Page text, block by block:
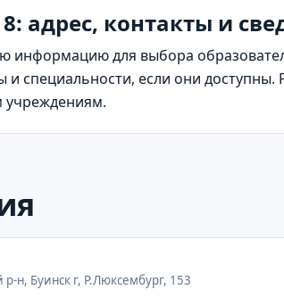
адрес, контакты и
информацию для выбора
специальности, если они доступны.
учреждениям.
р-н, Буинск г, Р.Люксембург, 153